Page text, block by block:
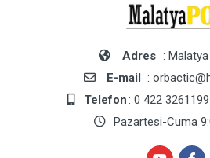
Adres :
E-mail :
Telefon: 0 422
Pazartesi-Cuma